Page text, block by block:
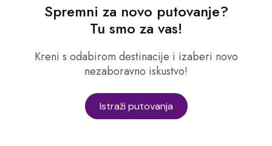
Spremni za novo putovanje?
Tu smo za vas!
Kreni s odabirom destinacije i izaberi novo
nezaboravno iskustvo!
Istraži putovanja